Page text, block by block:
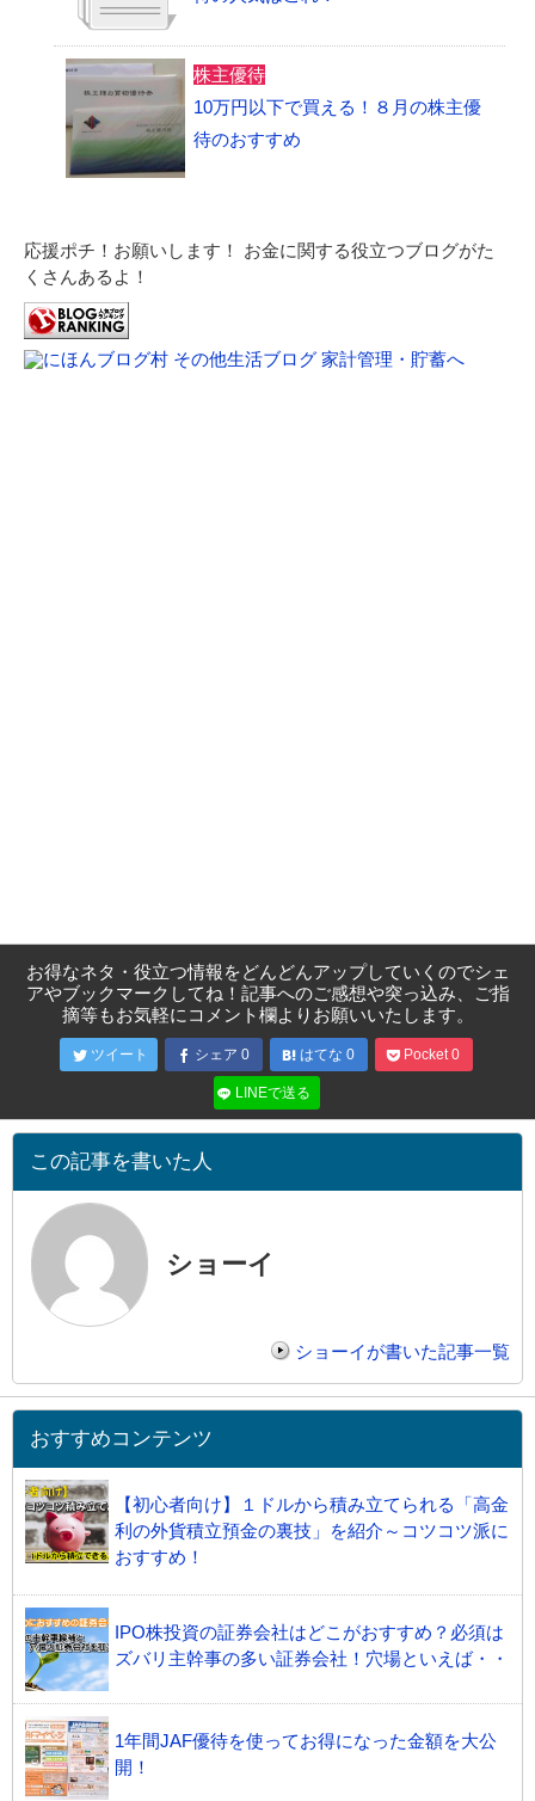
株主優待
10万円以下で買える！８月の株主優
待のおすすめ
応援ポチ！お願いします！ お金に関する役立つブログがた
くさんあるよ！
お得なネタ・役立つ情報をどんどんアップしていくのでシェ
アやブックマークしてね！記事へのご感想や突っ込み、ご指
摘等もお気軽にコメント欄よりお願いいたします。
ツイート シェア 0 はてな 0 Pocket 0
LINEで送る
この記事を書いた人
ショーイ
ショーイが書いた記事一覧
おすすめコンテンツ
【初心者向け】１ドルから積み立てられる「高金
利の外貨積立預金の裏技」を紹介～コツコツ派に
おすすめ！
IPO株投資の証券会社はどこがおすすめ？必須は
ズバリ主幹事の多い証券会社！穴場といえば・・
1年間JAF優待を使ってお得になった金額を大公
開！